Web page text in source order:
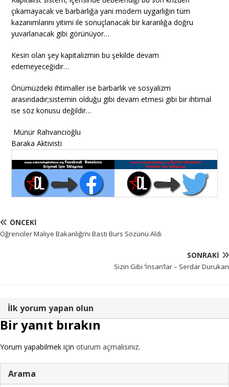
çıkamayacak ve barbarlığa yani modern uygarlığın tüm
kazanımlarını yitimi ile sonuçlanacak bir karanlığa doğru
yuvarlanacak gibi görünüyor…
Kesin olan şey kapitalizmin bu şekilde devam
edemeyeceğidir…
Önümüzdeki ihtimaller ise barbarlık ve sosyalizm
arasındadır;sistemin olduğu gibi devam etmesi gibi bir ihtimal
ise söz konusu değildir…
Münür Rahvancıoğlu
Baraka Aktivisti
ÖNCEKI
Öğrenciler Maliye Bakanlığı’nı Bastı Burs Sözünü Aldı
SONRAKI
Sizin Gibi ‘İnsan’lar – Serdar Durukan
İlk yorum yapan olun
Bir yanıt bırakın
Yorum yapabilmek için oturum açmalısınız.
Arama